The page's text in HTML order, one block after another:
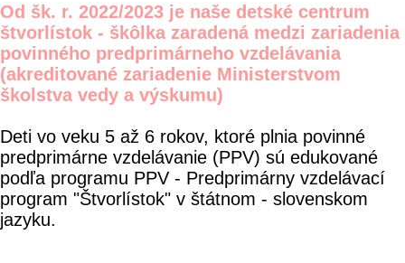
Od šk. r. 2022/2023 je naše detské centrum
štvorlístok - škôlka zaradená medzi zariadenia
povinného predprimárneho vzdelávania
(akreditované zariadenie Ministerstvom
školstva vedy a výskumu)
Deti vo veku 5 až 6 rokov, ktoré plnia povinné
predprimárne vzdelávanie (PPV) sú edukované
podľa programu PPV - Predprimárny vzdelávací
program "Štvorlístok" v štátnom - slovenskom
jazyku.